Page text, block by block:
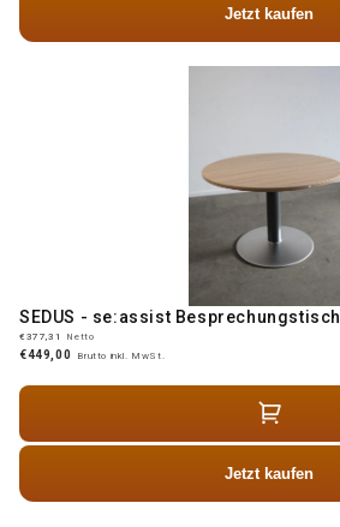
Jetzt kaufen
SEDUS - se:assist Besprechungstisch
€377,31 Netto
€449,00 Brutto inkl. MwSt.
Jetzt kaufen